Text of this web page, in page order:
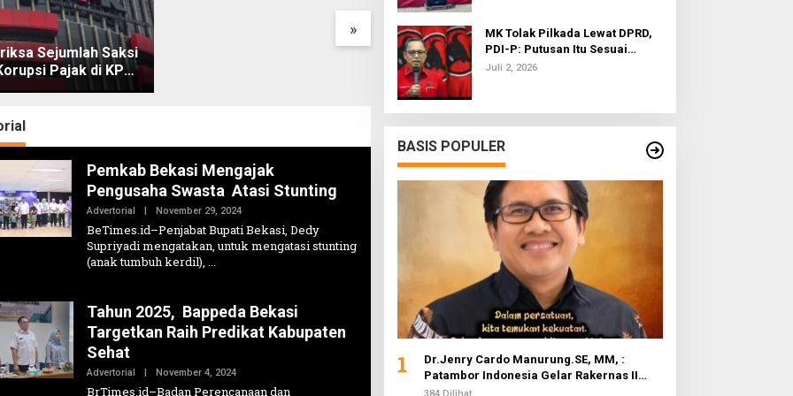
»
Sejumlah Saksi
Pajak di KPP
Banjarmasin, Uang
Dugaan Korupsi Distribusi
Pemkab Bekasi Mengajak
Pengusaha Swasta Atasi Stunting
Advertorial | November 29, 2024Oleh
BeTimes.id–Penjabat Bupati Bekasi, Dedy
Supriyadi mengatakan, untuk mengatasi stunting
(anak tumbuh kerdil),
Tahun 2025, Bappeda Bekasi
Targetkan Raih Predikat Kabupaten
Sehat
Advertorial | November 4, 2024Oleh
BrTimes.id–Badan Perencanaan dan
MK Tolak Pilkada Lewat DPRD,
PDI-P: Putusan Itu Sesuai
dengan Semangat Reformasi
Juli 2, 2026
BASIS POPULER
1
Dr.Jenry Cardo Manurung.SE, MM, :
Patambor Indonesia Gelar Rakernas II
Evaluasi Program Kerja
384 Dilihat